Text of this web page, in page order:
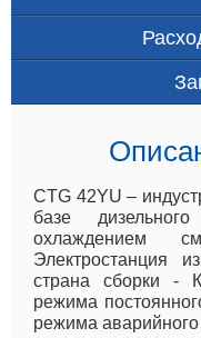
CTG 42YU –
базе
охлаждением
Электростанция
страна сборки -
режима
режима аварийного